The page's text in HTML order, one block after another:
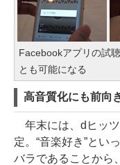
Facebookアプリの試
とも可能になる
高音質化にも前向
年末には、dヒッ
定。“音楽好き”とい
バラであることから